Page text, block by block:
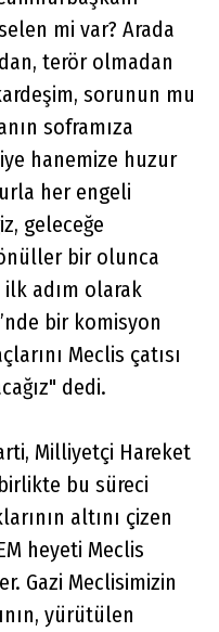
mi var? Arada
terör olmadan
sorunun mu
soframıza
hanemize huzur
her engeli
geleceğe
bir olunca
adım olarak
bir komisyon
Meclis çatısı
dedi.
Milliyetçi Hareket
bu süreci
altını çizen
heyeti Meclis
Gazi Meclisimizin
yürütülen